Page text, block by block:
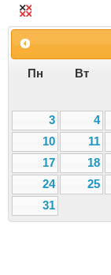
Пн Вт
3
4
10
11
17
18
24
25
31